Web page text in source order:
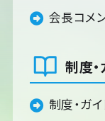
会長コメ
制度
制度・ガ